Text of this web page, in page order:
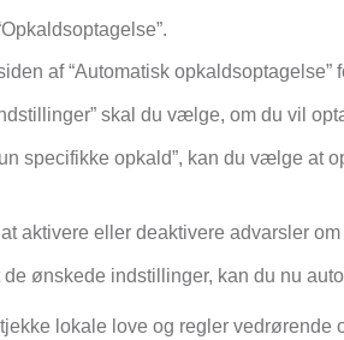
af “Automatisk opkaldsoptagelse”
skal du vælge, om du vil
specifikke opkald”, kan du vælge at
aktivere eller deaktivere advarsler
de ønskede indstillinger, kan du nu
lokale love og regler vedrørende